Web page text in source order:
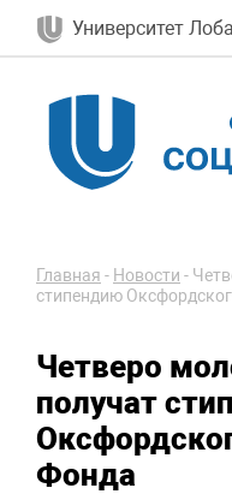
Университет
Главная - Новости -
стипендию
Четверо
получат
Фонда